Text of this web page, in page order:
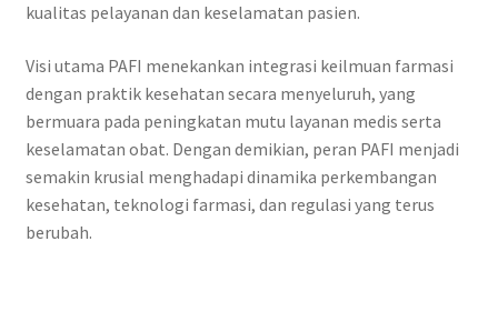
kualitas pelayanan dan keselamatan pasien.
Visi utama PAFI menekankan integrasi keilmuan farmasi
dengan praktik kesehatan secara menyeluruh, yang
bermuara pada peningkatan mutu layanan medis serta
keselamatan obat. Dengan demikian, peran PAFI menjadi
semakin krusial menghadapi dinamika perkembangan
kesehatan, teknologi farmasi, dan regulasi yang terus
berubah.